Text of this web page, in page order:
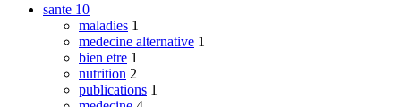
sante 10
maladies 1
medecine alternative 1
bien etre 1
nutrition 2
publications 1